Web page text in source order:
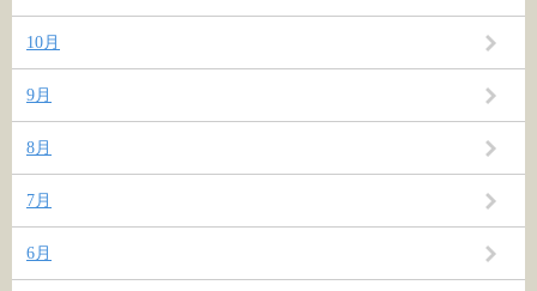
10月
9月
8月
7月
6月